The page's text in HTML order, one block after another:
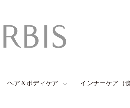
ヘア＆ボディケア インナーケア（